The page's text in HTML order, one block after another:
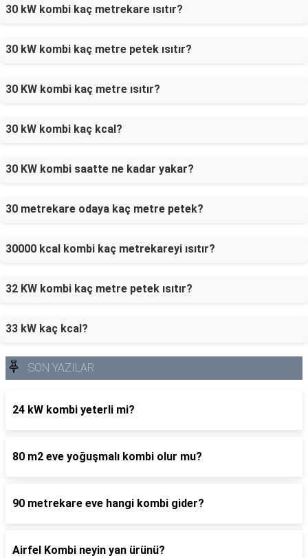
30 kW kombi kaç metrekare ısıtır?
30 kW kombi kaç metre petek ısıtır?
30 KW kombi kaç metre ısıtır?
30 kW kombi kaç kcal?
30 KW kombi saatte ne kadar yakar?
30 metrekare odaya kaç metre petek?
30000 kcal kombi kaç metrekareyi ısıtır?
32 KW kombi kaç metre petek ısıtır?
33 kW kaç kcal?
SON YAZILAR
24 kW kombi yeterli mi?
80 m2 eve yoğuşmalı kombi olur mu?
90 metrekare eve hangi kombi gider?
Airfel Kombi neyin yan ürünü?